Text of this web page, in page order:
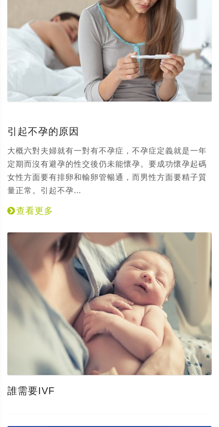
引起不孕的原因
大概六對夫婦就有一對有不孕症，不孕症定義就是一年
定期而沒有避孕的性交後仍未能懷孕。要成功懷孕起碼
女性方面要有排卵和輸卵管暢通，而男性方面要精子質
量正常。引起不孕...
查看更多
誰需要IVF